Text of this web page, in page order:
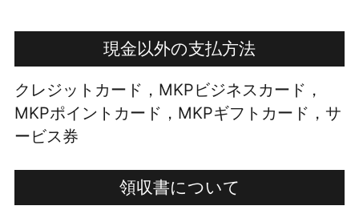
現金以外の支払方法
クレジットカード，MKPビジネスカード，
MKPポイントカード，MKPギフトカード，サ
ービス券
領収書について